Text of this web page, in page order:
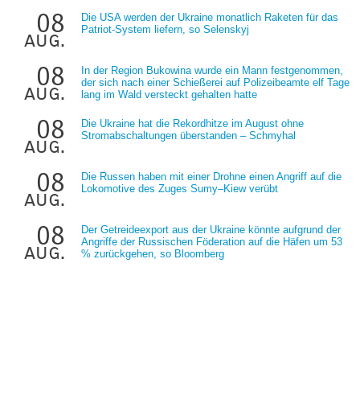
08
aug.
Die USA werden der Ukraine monatlich Raketen für das
Patriot-System liefern, so Selenskyj
08
aug.
In der Region Bukowina wurde ein Mann festgenommen,
der sich nach einer Schießerei auf Polizeibeamte elf Tage
lang im Wald versteckt gehalten hatte
08
aug.
Die Ukraine hat die Rekordhitze im August ohne
Stromabschaltungen überstanden – Schmyhal
08
aug.
Die Russen haben mit einer Drohne einen Angriff auf die
Lokomotive des Zuges Sumy–Kiew verübt
08
aug.
Der Getreideexport aus der Ukraine könnte aufgrund der
Angriffe der Russischen Föderation auf die Häfen um 53
% zurückgehen, so Bloomberg